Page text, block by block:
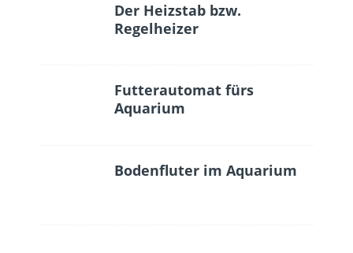
Der Heizstab bzw.
Regelheizer
Futterautomat fürs
Aquarium
Bodenfluter im Aquarium